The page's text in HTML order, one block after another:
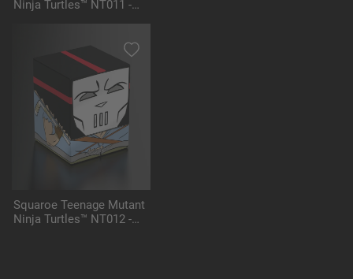
Ninja Turtles™ NT011 -
Squaroe Teenage Mutant
Ninja Turtles™ NT012 -